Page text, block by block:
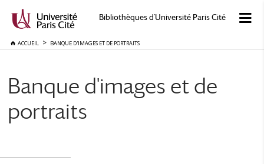
Bibliothèques d'Université Paris Cité
ACCUEIL BANQUE D'IMAGES ET DE PORTRAITS
Banque d'images et de
portraits